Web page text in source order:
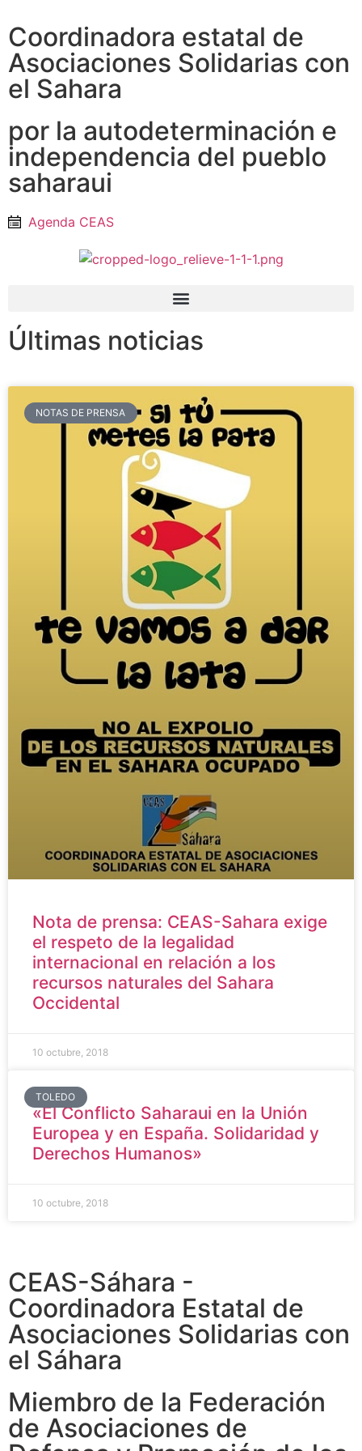
Coordinadora estatal de
Asociaciones Solidarias con
el Sahara
por la autodeterminación e
independencia del pueblo
saharaui
Agenda CEAS
Últimas noticias
NOTAS DE PRENSA
Nota de prensa: CEAS-Sahara exige
el respeto de la legalidad
internacional en relación a los
recursos naturales del Sahara
Occidental
10 octubre, 2018
TOLEDO
«El Conflicto Saharaui en la Unión
Europea y en España. Solidaridad y
Derechos Humanos»
10 octubre, 2018
CEAS-Sáhara -
Coordinadora Estatal de
Asociaciones Solidarias con
el Sáhara
Miembro de la Federación
de Asociaciones de